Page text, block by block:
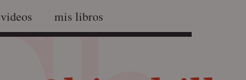
videos mis libros